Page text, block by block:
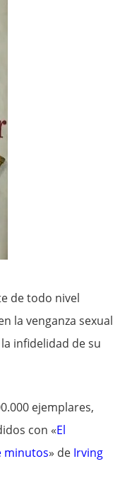
de todo nivel
la venganza sexual
infidelidad de su
ejemplares,
con «El
minutos» de Irving